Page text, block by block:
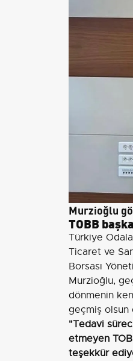
Murzioğlu
TOBB
Türkiye
Ticaret ve
Borsası
Murzioğlu,
dönmenin
geçmiş olsun
"Tedavi
etmeyen
teşekkür